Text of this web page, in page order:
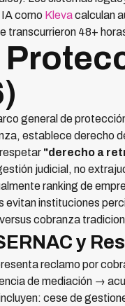
como Klevacalculan
transcurrieron 48+
general de
establece derecho
"derecho a
judicial, no
ranking de
evitan instituciones
versus cobranza
y
reclamo por
de mediación →
cese de